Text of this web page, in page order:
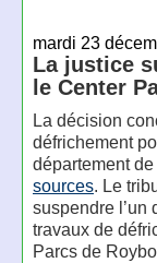
mardi 23
La justice
le Center
La décision
défrichement
département
sources. Le
suspendre l’un
travaux de
Parcs de